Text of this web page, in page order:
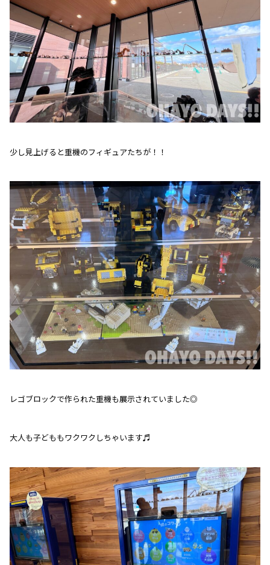
少し見上げると重機のフィギュアたちが！！
レゴブロックで作られた重機も展示されていました◎
大人も子どももワクワクしちゃいます♬